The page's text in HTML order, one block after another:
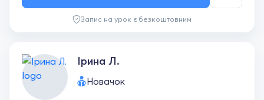
Запис на урок є безкоштовним
Ірина Л.
Новачок